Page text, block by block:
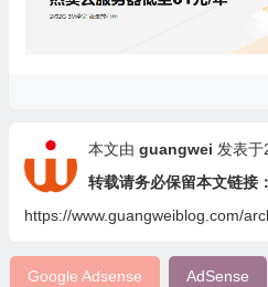
本文由 guangwei 发表于
转载请务必保留本文链接：
https://www.guangweiblog.com/
Google Adsense AdSense